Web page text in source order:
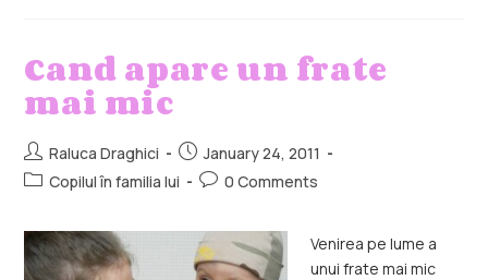
Cand apare un frate
mai mic
Raluca Draghici
January 24, 2011
Copilul în familia lui
0 Comments
Venirea pe lume a
unui frate mai mic